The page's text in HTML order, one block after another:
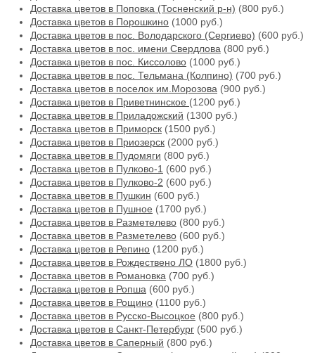
Доставка цветов в Поповка (Тосненский р-н) (800 руб.)
Доставка цветов в Порошкино (1000 руб.)
Доставка цветов в пос. Володарского (Сергиево) (600 руб.)
Доставка цветов в пос. имени Свердлова (800 руб.)
Доставка цветов в пос. Киссолово (1000 руб.)
Доставка цветов в пос. Тельмана (Колпино) (700 руб.)
Доставка цветов в поселок им.Морозова (900 руб.)
Доставка цветов в Приветнинское (1200 руб.)
Доставка цветов в Приладожский (1300 руб.)
Доставка цветов в Приморск (1500 руб.)
Доставка цветов в Приозерск (2000 руб.)
Доставка цветов в Пудомяги (800 руб.)
Доставка цветов в Пулково-1 (600 руб.)
Доставка цветов в Пулково-2 (600 руб.)
Доставка цветов в Пушкин (600 руб.)
Доставка цветов в Пушное (1700 руб.)
Доставка цветов в Разметелево (800 руб.)
Доставка цветов в Разметелево (600 руб.)
Доставка цветов в Репино (1200 руб.)
Доставка цветов в Рождествено ЛО (1800 руб.)
Доставка цветов в Романовка (700 руб.)
Доставка цветов в Ропша (600 руб.)
Доставка цветов в Рощино (1100 руб.)
Доставка цветов в Русско-Высоцкое (800 руб.)
Доставка цветов в Санкт-Петербург (500 руб.)
Доставка цветов в Саперный (800 руб.)